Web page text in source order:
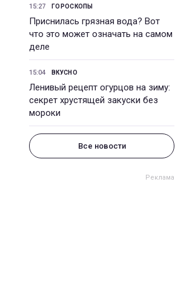
15:27 ГОРОСКОПЫ
Приснилась грязная вода? Вот
что это может означать на самом
деле
15:04 ВКУСНО
Ленивый рецепт огурцов на зиму:
секрет хрустящей закуски без
мороки
Все новости